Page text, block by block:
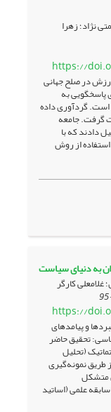
نژاد؛ زهرا
https://
در صلح جهانی
به
گردآوری داده
گرفت. جامعه
دادند که با
از روش
به دنیای سیاست
غلامعلی کارگر
https://
و پیامدهای
تحقیق حاضر
(تحلیل
نمونه‌گیری
متشکل
علمی (اساتید